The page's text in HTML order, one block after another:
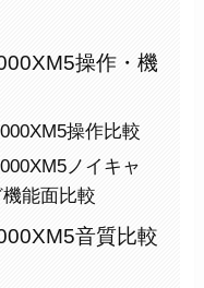
操作・機
操作比較
ノイキャ
能面比較
音質比較